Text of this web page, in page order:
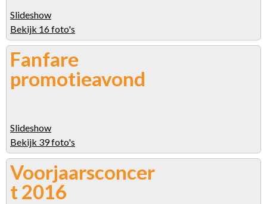
Slideshow
Bekijk 16 foto's
Fanfare
promotieavond
Slideshow
Bekijk 39 foto's
Voorjaarsconcer
t 2016